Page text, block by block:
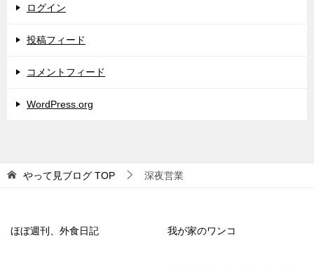
ログイン
投稿フィード
コメントフィード
WordPress.org
やって見ブログ TOP 深夜営業
ほぼ週刊、外食日記 我が家のワンコ